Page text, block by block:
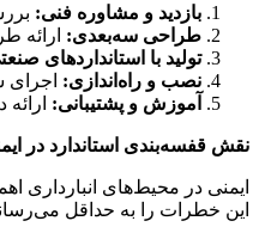
بازدید و مشاوره فنی:
طراحی سه‌بعدی: ارائه
تولید با استانداردهای
نصب و راه‌اندازی:
آموزش و پشتیبانی:
نقش قفسه‌بندی استاندارد در
ایمنی در محیط‌های انبارداری
این خطرات را به حداقل